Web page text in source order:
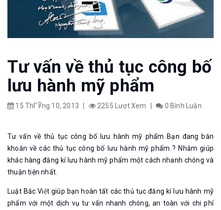
Tư vấn về thủ tục công bố
lưu hành mỹ phẩm
15 ThГЎng 10, 2013 2255 Lượt Xem 0 Bình Luận
Tư vấn về thủ tục công bố lưu hành mỹ phẩm Bạn đang băn
khoăn về các thủ tục công bố lưu hành mỹ phẩm ? Nhằm giúp
khác hàng đăng kí lưu hành mỹ phẩm một cách nhanh chóng và
thuận tiện nhất.
Luật Bắc Việt giúp bạn hoàn tất các thủ tục đăng kí lưu hành mỹ
phẩm với một dịch vụ tư vấn nhanh chóng, an toàn với chi phí